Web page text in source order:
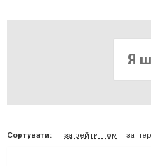
Сортувати: за рейтингом за